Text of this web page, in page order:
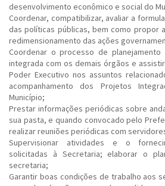
desenvolvimento econômico e social do
Coordenar, compatibilizar, avaliar a
das políticas públicas, bem como propor
redimensionamento das ações
Coordenar o processo de
integrada com os demais órgãos e
Poder Executivo nos assuntos
acompanhamento dos Projetos
Município;
Prestar informações periódicas sobre
sua pasta, e quando convocado pelo
realizar reuniões periódicas com
Supervisionar atividades e o
solicitadas à Secretaria; elaborar o
secretaria;
Garantir boas condições de trabalho aos